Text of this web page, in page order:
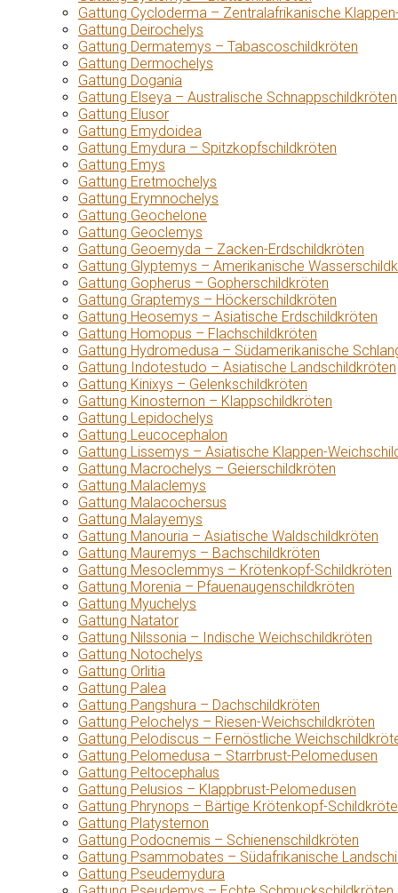
Gattung Cycloderma – Zentralafrikanische
Gattung Deirochelys
Gattung Dermatemys – Tabascoschildkröten
Gattung Dermochelys
Gattung Dogania
Gattung Elseya – Australische Schnappschildkröten
Gattung Elusor
Gattung Emydoidea
Gattung Emydura – Spitzkopfschildkröten
Gattung Emys
Gattung Eretmochelys
Gattung Erymnochelys
Gattung Geochelone
Gattung Geoclemys
Gattung Geoemyda – Zacken-Erdschildkröten
Gattung Glyptemys – Amerikanische
Gattung Gopherus – Gopherschildkröten
Gattung Graptemys – Höckerschildkröten
Gattung Heosemys – Asiatische Erdschildkröten
Gattung Homopus – Flachschildkröten
Gattung Hydromedusa – Südamerikanische
Gattung Indotestudo – Asiatische Landschildkröten
Gattung Kinixys – Gelenkschildkröten
Gattung Kinosternon – Klappschildkröten
Gattung Lepidochelys
Gattung Leucocephalon
Gattung Lissemys – Asiatische Klappen-
Gattung Macrochelys – Geierschildkröten
Gattung Malaclemys
Gattung Malacochersus
Gattung Malayemys
Gattung Manouria – Asiatische Waldschildkröten
Gattung Mauremys – Bachschildkröten
Gattung Mesoclemmys – Krötenkopf-Schildkröten
Gattung Morenia – Pfauenaugenschildkröten
Gattung Myuchelys
Gattung Natator
Gattung Nilssonia – Indische Weichschildkröten
Gattung Notochelys
Gattung Orlitia
Gattung Palea
Gattung Pangshura – Dachschildkröten
Gattung Pelochelys – Riesen-Weichschildkröten
Gattung Pelodiscus – Fernöstliche
Gattung Pelomedusa – Starrbrust-Pelomedusen
Gattung Peltocephalus
Gattung Pelusios – Klappbrust-Pelomedusen
Gattung Phrynops – Bärtige Krötenkopf-
Gattung Platysternon
Gattung Podocnemis – Schienenschildkröten
Gattung Psammobates – Südafrikanische
Gattung Pseudemydura